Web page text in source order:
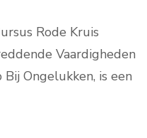
Rode Kruis
Vaardigheden
Ongelukken, is een